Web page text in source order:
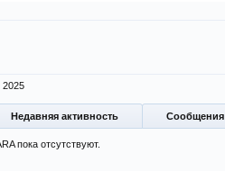
2025
Недавняя активность Сообщения
пока отсутствуют.